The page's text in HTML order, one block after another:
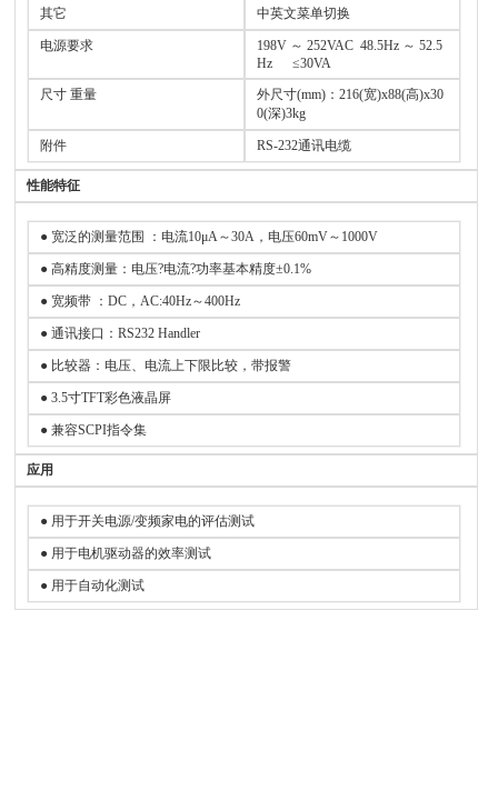
其它 中英文菜单切换
电源要求
198V ～ 252VAC 48.5Hz ～ 52.5
Hz ≤30VA
尺寸 重量
外尺寸(mm)：216(宽)x88(高)x30
0(深)3kg
附件 RS-232通讯电缆
性能特征
● 宽泛的测量范围 ：电流10μA～30A，电压60mV～1000V
● 高精度测量：电压?电流?功率基本精度±0.1%
● 宽频带 ：DC，AC:40Hz～400Hz
● 通讯接口：RS232 Handler
● 比较器：电压、电流上下限比较，带报警
● 3.5寸TFT彩色液晶屏
● 兼容SCPI指令集
应用
● 用于开关电源/变频家电的评估测试
● 用于电机驱动器的效率测试
● 用于自动化测试